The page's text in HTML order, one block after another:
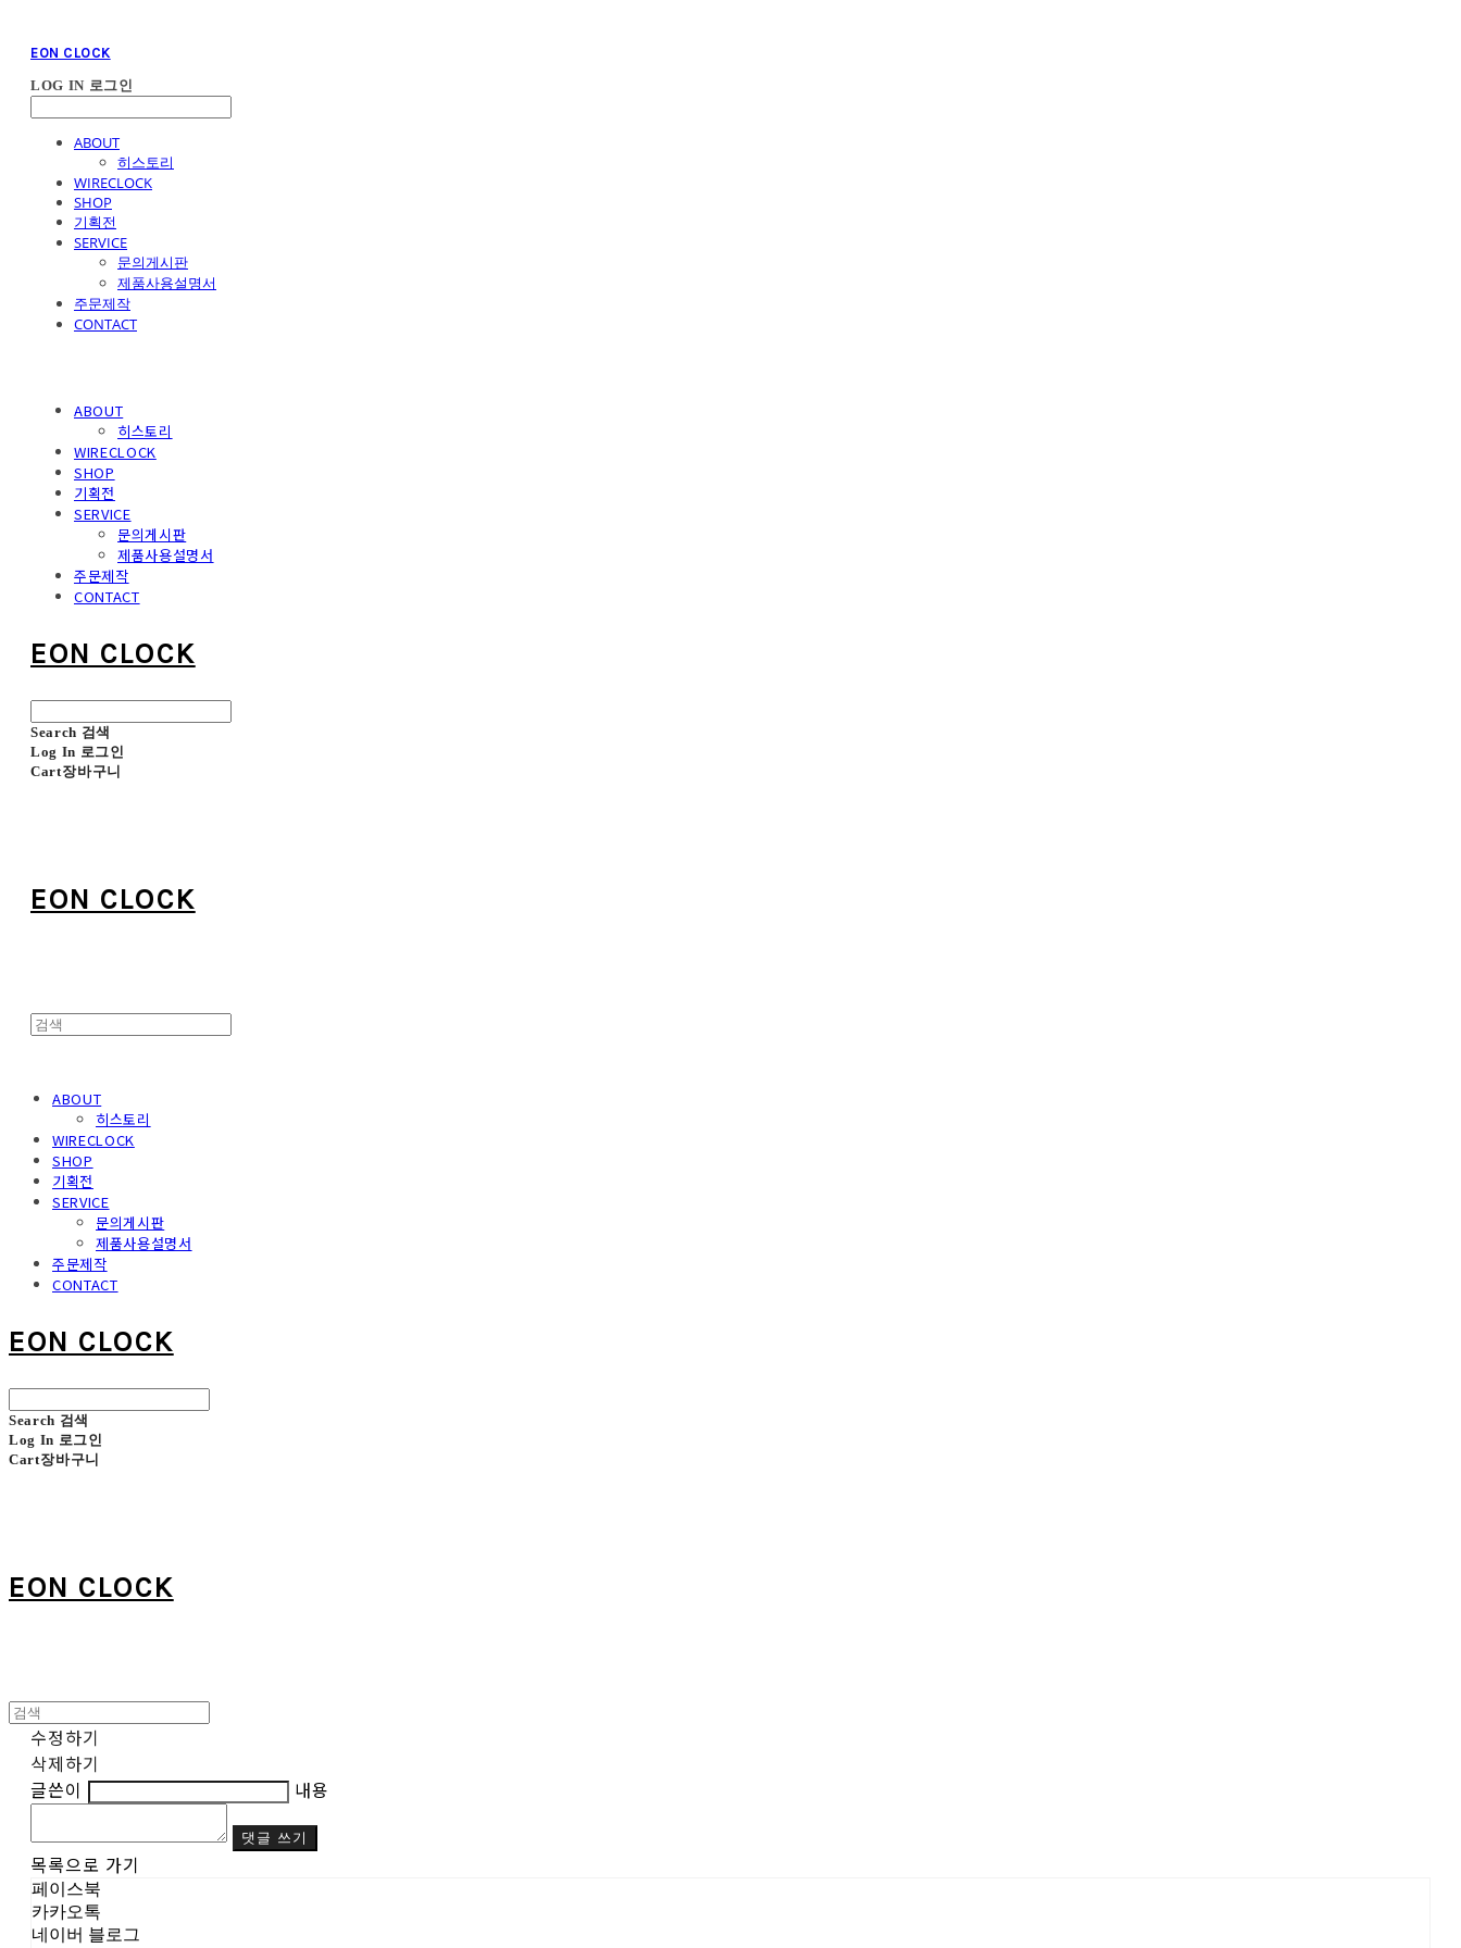
EON CLOCK
LOG IN 로그인
ABOUT
히스토리
WIRECLOCK
SHOP
기획전
SERVICE
문의게시판
제품사용설명서
주문제작
CONTACT
ABOUT
히스토리
WIRECLOCK
SHOP
기획전
SERVICE
문의게시판
제품사용설명서
주문제작
CONTACT
EON CLOCK
Search 검색
Log In 로그인
Cart장바구니
EON CLOCK
ABOUT
히스토리
WIRECLOCK
SHOP
기획전
SERVICE
문의게시판
제품사용설명서
주문제작
CONTACT
EON CLOCK
Search 검색
Log In 로그인
Cart장바구니
EON CLOCK
수정하기
삭제하기
글쓴이
내용
댓글 쓰기
목록으로 가기
페이스북
카카오톡
네이버 블로그